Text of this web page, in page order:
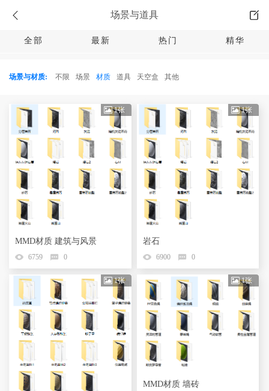
场景与道具
全部 最新 热门 精华
场景与材质: 不限 场景 材质 道具 天空盒 其他
1张
MMD材质 建筑与风景
6759 0
1张
1张
岩石
6900 0
1张
MMD材质 墙砖